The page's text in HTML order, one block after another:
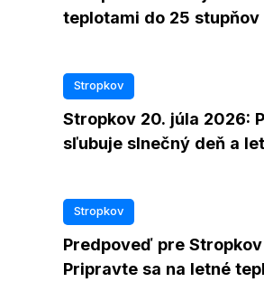
teplotami do 25 stupňov
Stropkov
Stropkov 20. júla 2026:
sľubuje slnečný deň a
Stropkov
Predpoveď pre
Pripravte sa na letné